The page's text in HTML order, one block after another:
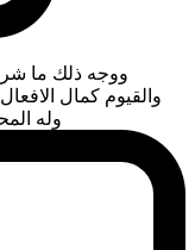
ووجه ذلك ما
والقيوم كمال
وله